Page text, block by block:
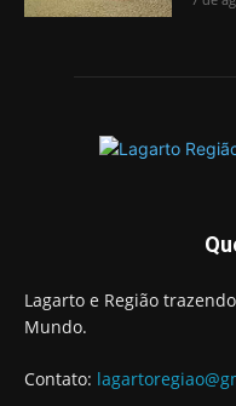
Lagarto e Região
Mundo.
Contato: